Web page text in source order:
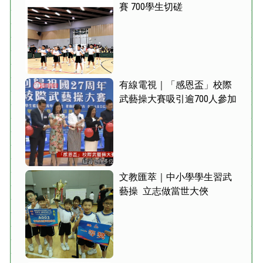
賽 700學生切磋
有線電視｜「感恩盃」校際
武藝操大賽吸引逾700人參加
文教匯萃｜中小學學生習武
藝操 立志做當世大俠